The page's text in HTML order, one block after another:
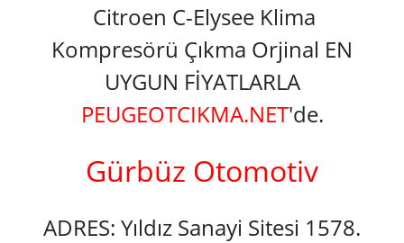
Citroen C-Elysee Klima
Kompresörü Çıkma Orjinal EN
UYGUN FİYATLARLA
PEUGEOTCIKMA.NET'de.
Gürbüz Otomotiv
ADRES: Yıldız Sanayi Sitesi 1578.